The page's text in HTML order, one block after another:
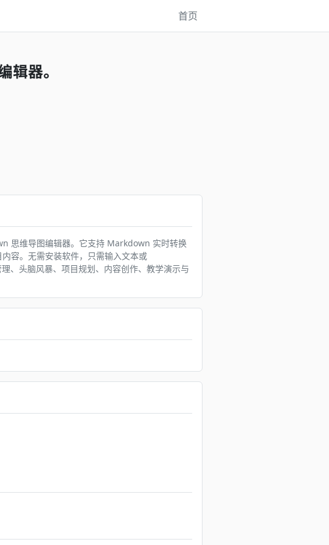
首页
器。
思维导图编辑器。它支持 Markdown 实时转换
容。无需安装软件，只需输入文本或
、头脑风暴、项目规划、内容创作、教学演示与